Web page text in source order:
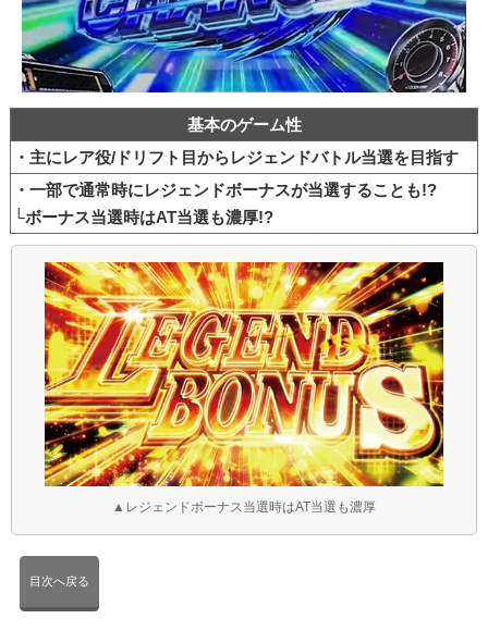
基本のゲーム性
・主にレア役/ドリフト目からレジェンドバトル当選を目指す
・一部で通常時にレジェンドボーナスが当選することも!?
└ボーナス当選時はAT当選も濃厚!?
▲レジェンドボーナス当選時はAT当選も濃厚
目次へ戻る